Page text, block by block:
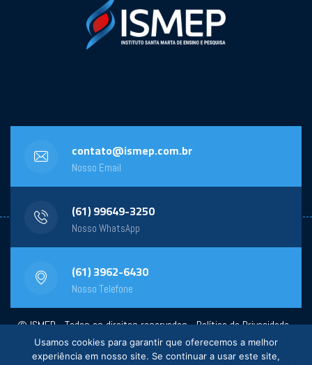
contato@ismep.com.br
Nosso Email
(61) 99649-3250
Nosso WhatsApp
(61) 3962-6430
Nosso Telefone
© ISMEP - Todos os direitos reservados -Política de Privacidade-
Powered by:General Design
Usamos cookies para garantir que oferecemos a melhor
experiência em nosso site. Se continuar a usar este site,